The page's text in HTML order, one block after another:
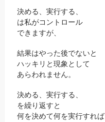
決める、実行する、
は私がコントロール
できますが、
結果はやった後でないと
ハッキリと現象として
あらわれません。
決める、実行する、
を繰り返すと
何を決めて何を実行すれば